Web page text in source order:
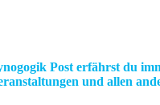
Post erfährst du
und allen